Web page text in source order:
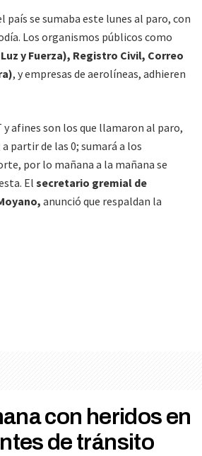
se sumaba este lunes al paro, con
Los organismos públicos como
y Fuerza), Registro Civil, Correo
, y empresas de aerolíneas, adhieren
y afines son los que llamaron al paro,
partir de las 0; sumará a los
por lo mañana a la mañana se
El secretario gremial de
anunció que respaldan la
con heridos en
de tránsito